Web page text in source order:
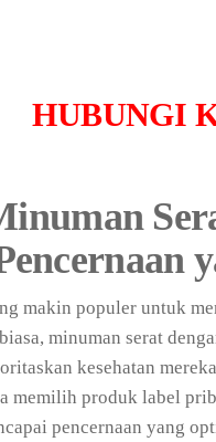
HUBUNGI
makin populer untuk
minuman serat
kesehatan
memilih produk label
pencernaan yang